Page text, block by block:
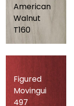
American
Walnut
T160
Figured
Movingui
497